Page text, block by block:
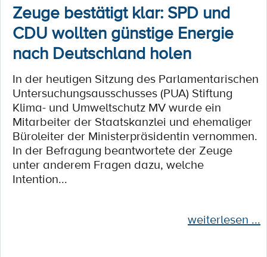
Zeuge bestätigt klar: SPD und
CDU wollten günstige Energie
nach Deutschland holen
In der heutigen Sitzung des Parlamentarischen
Untersuchungsausschusses (PUA) Stiftung
Klima- und Umweltschutz MV wurde ein
Mitarbeiter der Staatskanzlei und ehemaliger
Büroleiter der Ministerpräsidentin vernommen.
In der Befragung beantwortete der Zeuge
unter anderem Fragen dazu, welche
Intention...
weiterlesen ...